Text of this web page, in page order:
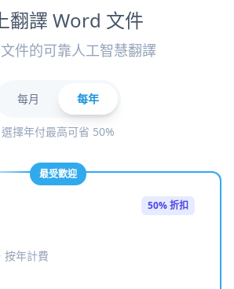
翻譯 Word 文件
件的可靠人工智慧翻譯
每月 每年
選擇年付最高可省 50%
最受歡迎
50% 折扣
按年計費